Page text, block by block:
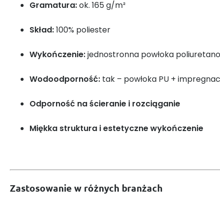
Gramatura:ok. 165 g/m²
Skład:100% poliester
Wykończenie:jednostronna powłoka
Wodoodporność: tak – powłoka PU +
Odporność na ścieranie i rozciąganie
Miękka struktura i estetyczne wykończenie
Zastosowanie w różnych branżach